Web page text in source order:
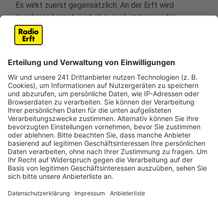
Es wirkt zuerst gegensätzlich: An der Erft wird
zunehmend renaturiert aber auch immer wieder
gemäht. Es wird aber nur an Stellen gemäht, an denen
Hochwasser schwerwiegendere Auswirkungen hätte,
durch Waldgebiete verlaufen, oder an renaturierten
Bachläufen wird nicht gemäht. Wenn doch gemäht
werden muss, wird häufig nicht alles auf einmal
gemäht, sondern abschnittsweise. Damit bleiben für
Insekten und Vögel Rückzugsräume.
Anzeige
Exotische Tiere verschwinden nach
Kohleende aus dem Gillbach
Anzeige